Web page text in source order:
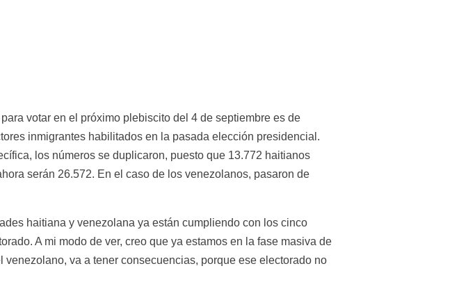
votar en el próximo plebiscito del 4 de septiembre es de
inmigrantes habilitados en la pasada elección presidencial.
los números se duplicaron, puesto que 13.772 haitianos
serán 26.572. En el caso de los venezolanos, pasaron de
haitiana y venezolana ya están cumpliendo con los cinco
A mi modo de ver, creo que ya estamos en la fase masiva de
va a tener consecuencias, porque ese electorado no